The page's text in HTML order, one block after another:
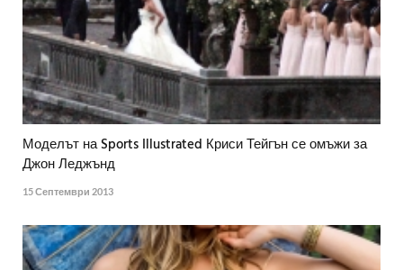
Моделът на Sports Illustrated Криси Тейгън се омъжи за
Джон Леджънд
15 Септември 2013